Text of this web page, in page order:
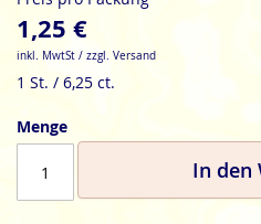
1,25 €
inkl. MwtSt / zzgl. Versand
1 St. / 6,25 ct.
Menge
In den